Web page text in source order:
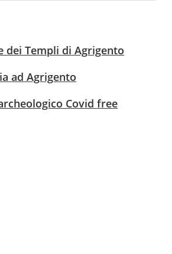
dei Templi di Agrigento
ad Agrigento
Covid free